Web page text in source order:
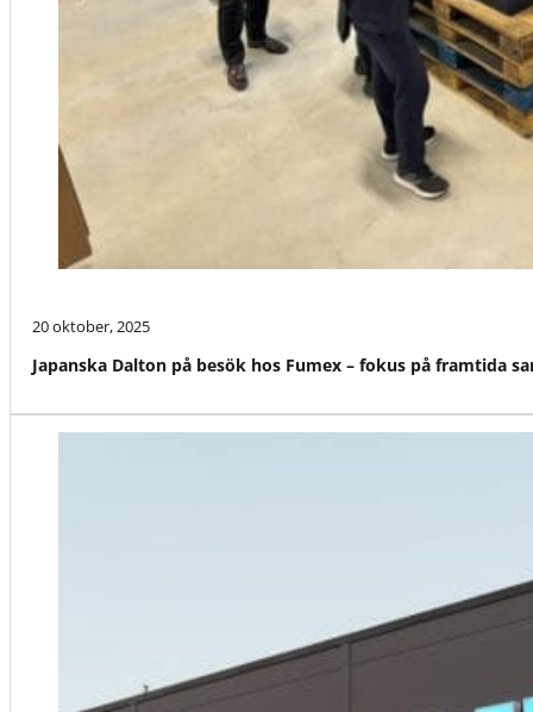
20 oktober, 2025
Japanska Dalton på besök hos Fumex – fokus på framtida